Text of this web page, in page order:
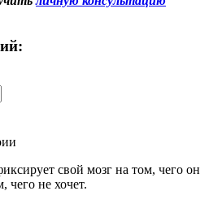
свой мозг на том, чего он
чего не хочет.